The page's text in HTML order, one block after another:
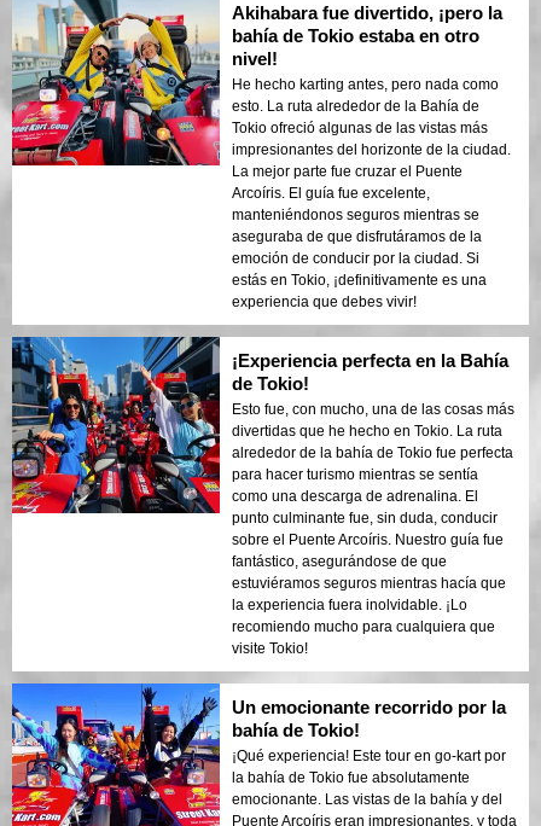
Akihabara fue divertido, ¡pero la
bahía de Tokio estaba en otro
nivel!
He hecho karting antes, pero nada como
esto. La ruta alrededor de la Bahía de
Tokio ofreció algunas de las vistas más
impresionantes del horizonte de la ciudad.
La mejor parte fue cruzar el Puente
Arcoíris. El guía fue excelente,
manteniéndonos seguros mientras se
aseguraba de que disfrutáramos de la
emoción de conducir por la ciudad. Si
estás en Tokio, ¡definitivamente es una
experiencia que debes vivir!
¡Experiencia perfecta en la Bahía
de Tokio!
Esto fue, con mucho, una de las cosas más
divertidas que he hecho en Tokio. La ruta
alrededor de la bahía de Tokio fue perfecta
para hacer turismo mientras se sentía
como una descarga de adrenalina. El
punto culminante fue, sin duda, conducir
sobre el Puente Arcoíris. Nuestro guía fue
fantástico, asegurándose de que
estuviéramos seguros mientras hacía que
la experiencia fuera inolvidable. ¡Lo
recomiendo mucho para cualquiera que
visite Tokio!
Un emocionante recorrido por la
bahía de Tokio!
¡Qué experiencia! Este tour en go-kart por
la bahía de Tokio fue absolutamente
emocionante. Las vistas de la bahía y del
Puente Arcoíris eran impresionantes, y toda